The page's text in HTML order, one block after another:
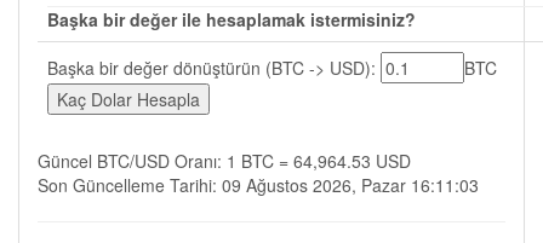
Başka bir değer ile hesaplamak istermisiniz?
Başka bir değer dönüştürün (BTC -> USD):
BTC
Güncel BTC/USD Oranı: 1 BTC = 64,964.53 USD
Son Güncelleme Tarihi: 09 Ağustos 2026, Pazar 16:11:03